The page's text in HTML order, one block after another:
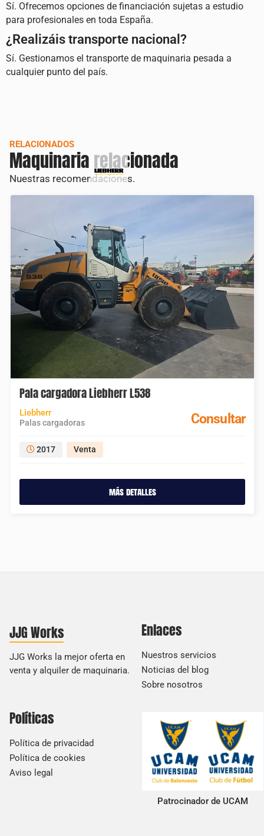
Sí. Ofrecemos opciones de financiación sujetas a estudio
para profesionales en toda España.
¿Realizáis transporte nacional?
Sí. Gestionamos el transporte de maquinaria pesada a
cualquier punto del país.
RELACIONADOS
Maquinaria relacionada
Nuestras recomendaciones.
Pala cargadora Liebherr L538
Liebherr
Palas cargadoras Consultar
2017 Venta
más detalles
JJG Works
JJG Works la mejor oferta en
venta y alquiler de maquinaria.
Enlaces
Nuestros servicios
Noticias del blog
Sobre nosotros
Políticas
Política de privacidad
Política de cookies
Aviso legal
Patrocinador de UCAM